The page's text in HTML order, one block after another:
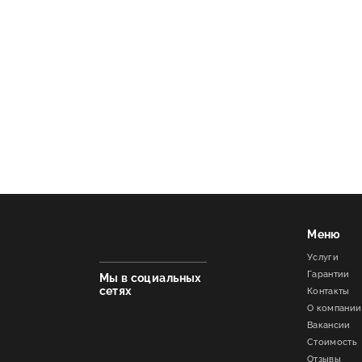
Мы в социальных
сетях
Меню
Услуги
Гарантии
Контакты
О компании
Вакансии
Стоимость
Отзывы